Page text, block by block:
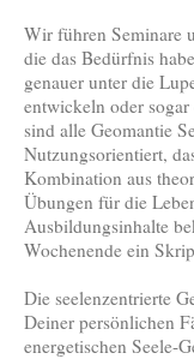
Wir führen Seminare
die das Bedürfnis
genauer unter die
entwickeln oder
sind alle Geomantie
Nutzungsorientiert,
Kombination aus
Übungen für die
Ausbildungsinhalte
Wochenende ein
Die seelenzentrierte
Deiner persönlichen
energetischen Seele-